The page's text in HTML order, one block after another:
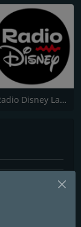
Radio Disney Latinoamérica